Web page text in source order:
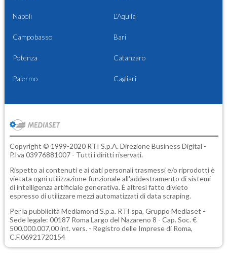
Napoli L'Aquila
Campobasso Bari
Potenza Catanzaro
Palermo Cagliari
Copyright © 1999-2020 RTI S.p.A. Direzione Business Digital -
P.Iva 03976881007 - Tutti i diritti riservati.
Rispetto ai contenuti e ai dati personali trasmessi e/o riprodotti è
vietata ogni utilizzazione funzionale all'addestramento di sistemi
di intelligenza artificiale generativa. È altresì fatto divieto
espresso di utilizzare mezzi automatizzati di data scraping.
Per la pubblicità Mediamond S.p.a. RTI spa, Gruppo Mediaset -
Sede legale: 00187 Roma Largo del Nazareno 8 - Cap. Soc. €
500.000.007,00 int. vers. - Registro delle Imprese di Roma,
C.F.06921720154